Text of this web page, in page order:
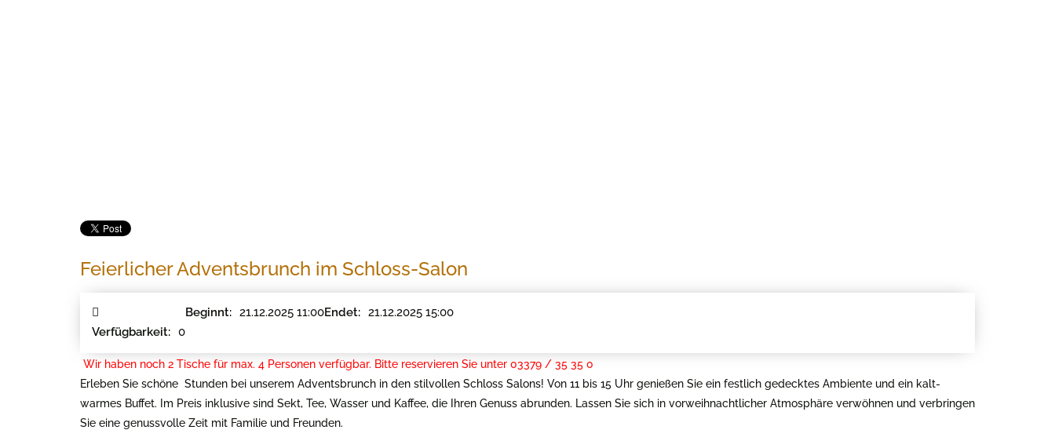
Feierlicher Adventsbrunch im Schloss-Salon
Verfügbarkeit: 0
Beginnt: 21.12.2025 11:00Endet: 21.12.2025 15:00
Wir haben noch 2 Tische für max. 4 Personen verfügbar. Bitte reservieren Sie unter 03379 / 35 35 0
Erleben Sie schöne Stunden bei unserem Adventsbrunch in den stilvollen Schloss Salons! Von 11 bis 15 Uhr genießen Sie ein festlich gedecktes Ambiente und ein kalt-
warmes Buffet. Im Preis inklusive sind Sekt, Tee, Wasser und Kaffee, die Ihren Genuss abrunden. Lassen Sie sich in vorweihnachtlicher Atmosphäre verwöhnen und verbringen
Sie eine genussvolle Zeit mit Familie und Freunden.